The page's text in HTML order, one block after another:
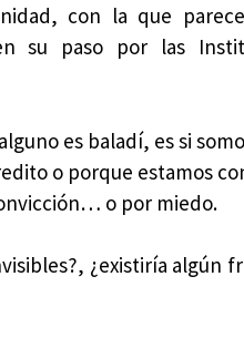
con la que
su paso por las
es baladí, es si
o porque estamos
o por miedo.
¿existiría algún